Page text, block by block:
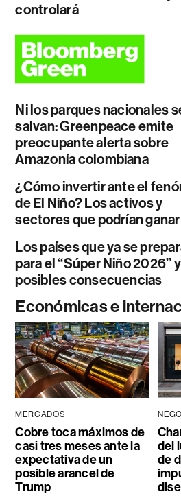
controlará
Ni los parques nacionales
salvan: Greenpeace emite
preocupante alerta sobre
Amazonía colombiana
¿Cómo invertir ante el
de El Niño? Los activos y
sectores que podrían ganar
Los países que ya se
para el “Súper Niño 2026”
posibles consecuencias
Económicas e
MERCADOS
Cobre toca máximos de
casi tres meses ante la
expectativa de un
posible arancel de
Trump
del
de